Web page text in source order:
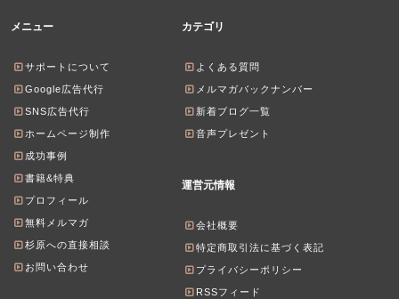
メニュー
サポートについて
Google広告代行
SNS広告代行
ホームページ制作
成功事例
書籍&特典
プロフィール
無料メルマガ
杉原への直接相談
お問い合わせ
カテゴリ
よくある質問
メルマガバックナンバー
新着ブログ一覧
音声プレゼント
運営元情報
会社概要
特定商取引法に基づく表記
プライバシーポリシー
RSSフィード